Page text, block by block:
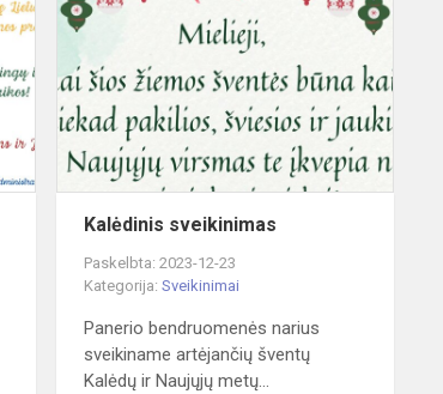
Kovo
a
Kalėdinis sveikinimas
Paskelbta: 2023-12-23
Kategorija:Sveikinimai
Panerio bendruomenės narius
sveikiname artėjančių šventų
Kalėdų ir Naujųjų metų...